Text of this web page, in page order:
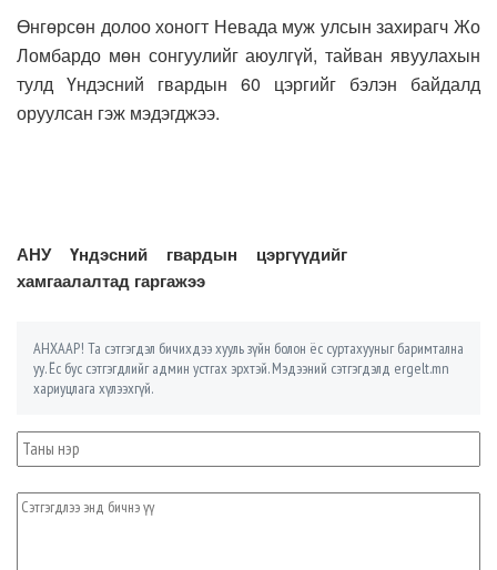
Өнгөрсөн долоо хоногт Невада муж улсын захирагч Жо
Ломбардо мөн сонгуулийг аюулгүй, тайван явуулахын
тулд Үндэсний гвардын 60 цэргийг бэлэн байдалд
оруулсан гэж мэдэгджээ.
АНУ Үндэсний гвардын цэргүүдийг
хамгаалалтад гаргажээ
АНХААР! Та сэтгэгдэл бичихдээ хууль зүйн болон ёс суртахууныг баримтална
уу. Ёс бус сэтгэгдлийг админ устгах эрхтэй. Мэдээний сэтгэгдэлд ergelt.mn
хариуцлага хүлээхгүй.